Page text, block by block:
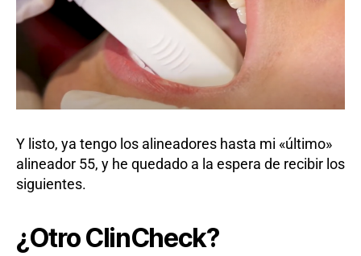
Y listo, ya tengo los alineadores hasta mi «último»
alineador 55, y he quedado a la espera de recibir los
siguientes.
¿Otro ClinCheck?